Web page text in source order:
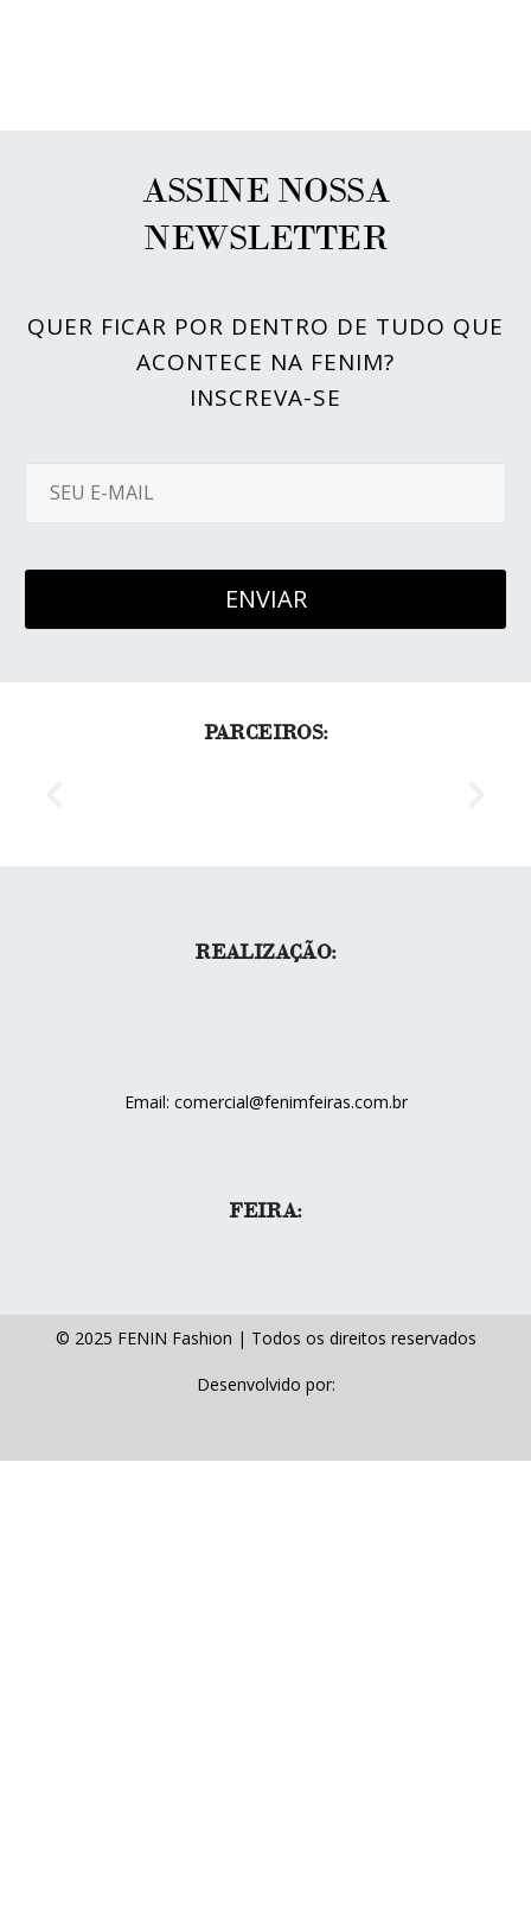
ASSINE NOSSA
NEWSLETTER
QUER FICAR POR DENTRO DE TUDO QUE
ACONTECE NA FENIM?
INSCREVA-SE
PARCEIROS:
REALIZAÇÃO:
Email: comercial@fenimfeiras.com.br
FEIRA:
© 2025 FENIN Fashion | Todos os direitos reservados
Desenvolvido por: